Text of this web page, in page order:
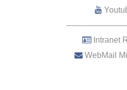
Intranet
WebMail